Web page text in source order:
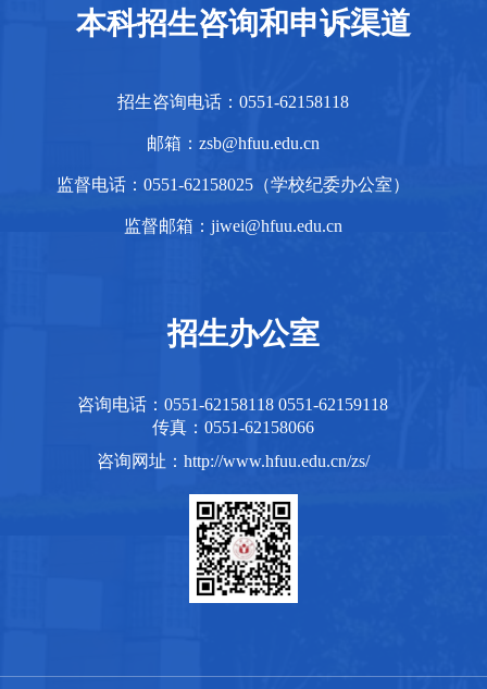
本科招生咨询和申诉渠道
招生咨询电话：0551-62158118
邮箱：zsb@hfuu.edu.cn
监督电话：0551-62158025（学校纪委办公室）
监督邮箱：jiwei@hfuu.edu.cn
招生办公室
咨询电话：0551-62158118 0551-62159118
传真：0551-62158066
咨询网址：http://www.hfuu.edu.cn/zs/